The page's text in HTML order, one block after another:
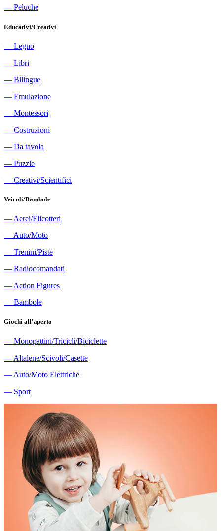
― Peluche
Educativi/Creativi
― Legno
― Libri
― Bilingue
― Emulazione
― Montessori
― Costruzioni
― Da tavola
― Puzzle
― Creativi/Scientifici
Veicoli/Bambole
― Aerei/Elicotteri
― Auto/Moto
― Trenini/Piste
― Radiocomandati
― Action Figures
― Bambole
Giochi all'aperto
― Monopattini/Tricicli/Biciclette
― Altalene/Scivoli/Casette
― Auto/Moto Elettriche
― Sport